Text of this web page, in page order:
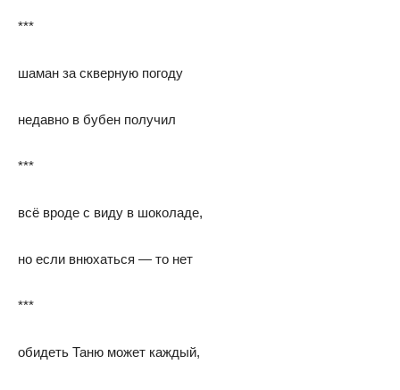
***
шаман за скверную погоду
недавно в бубен получил
***
всё вроде с виду в шоколаде,
но если внюхаться — то нет
***
обидеть Таню может каждый,